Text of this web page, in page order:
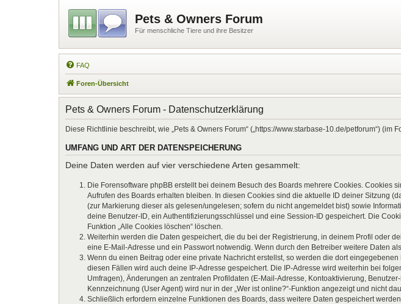
Pets & Owners Forum
Für menschliche Tiere und ihre Besitzer
FAQ
Foren-Übersicht
Pets & Owners Forum - Datenschutzerklärung
Diese Richtlinie beschreibt, wie „Pets & Owners Forum“ („https://www.starbase-10.de/petforum“)
UMFANG UND ART DER DATENSPEICHERUNG
Deine Daten werden auf vier verschiedene Arten gesammelt:
Die Forensoftware phpBB erstellt bei deinem Besuch des Boards mehrere Cookies.
Aufrufen des Boards erhalten bleiben. In diesen Cookies sind die aktuelle ID deiner Sitzung
(zur Markierung dieser als gelesen/ungelesen; sofern du nicht angemeldet bist) sowie
deine Benutzer-ID, ein Authentifizierungsschlüssel und eine Session-ID gespeichert. Die
Funktion „Alle Cookies löschen“ löschen.
Weiterhin werden die Daten gespeichert, die du bei der Registrierung, in deinem Profil oder
eine E-Mail-Adresse und ein Passwort notwendig. Wenn durch den Betreiber weitere Daten
Wenn du einen Beitrag oder eine private Nachricht erstellst, so werden die dort
diesen Fällen wird auch deine IP-Adresse gespeichert. Die IP-Adresse wird weiterhin bei
Umfragen), Änderungen an zentralen Profildaten (E-Mail-Adresse, Kontoaktivierung,
Kennzeichnung (User Agent) wird nur in der „Wer ist online?“-Funktion angezeigt und nicht
Schließlich erfordern einzelne Funktionen des Boards, dass weitere Daten gespeichert